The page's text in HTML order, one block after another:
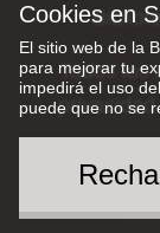
Cookies en
El sitio web de la
para mejorar tu
impedirá el uso
puede que no se
Todos los
privacidad
Social
Menu